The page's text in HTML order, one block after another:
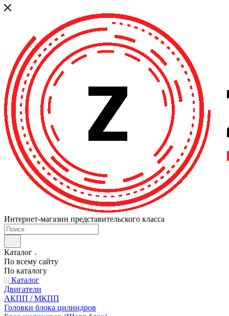
Интернет-магазин представительского класса
Каталог
По всему сайту
По каталогу
Каталог
Двигатели
АКПП / МКПП
Головки блока цилиндров